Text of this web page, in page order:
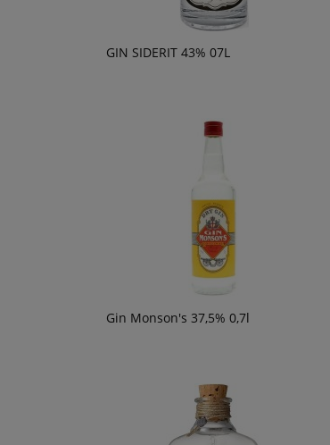
GIN SIDERIT 43% 07L
Gin Monson's 37,5% 0,7l